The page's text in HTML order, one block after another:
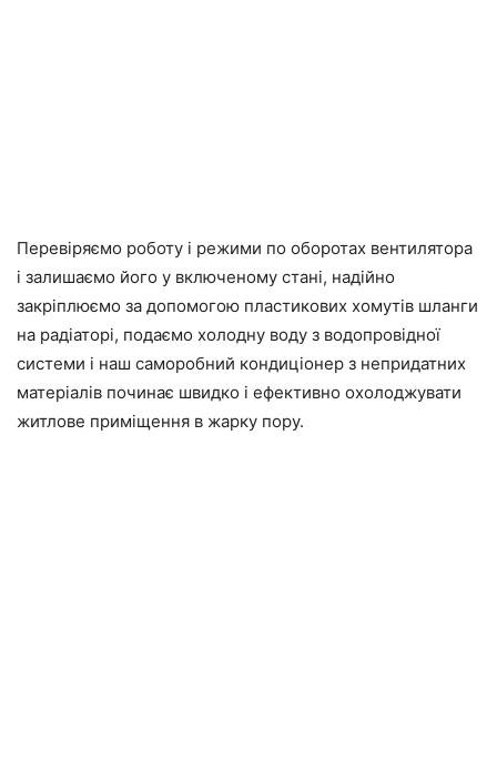
Перевіряємо роботу і режими по оборотах вентилятора
і залишаємо його у включеному стані, надійно
закріплюємо за допомогою пластикових хомутів шланги
на радіаторі, подаємо холодну воду з водопровідної
системи і наш саморобний кондиціонер з непридатних
матеріалів починає швидко і ефективно охолоджувати
житлове приміщення в жарку пору.